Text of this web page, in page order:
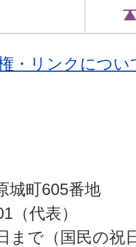
・リンクについ
城町605番地
（代表）
まで（国民の祝